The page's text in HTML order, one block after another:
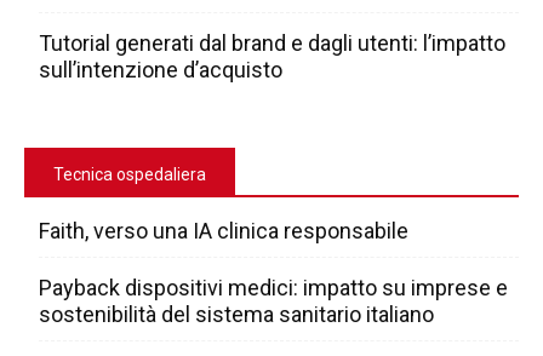
Tutorial generati dal brand e dagli utenti: l’impatto
sull’intenzione d’acquisto
Tecnica ospedaliera
Faith, verso una IA clinica responsabile
Payback dispositivi medici: impatto su imprese e
sostenibilità del sistema sanitario italiano